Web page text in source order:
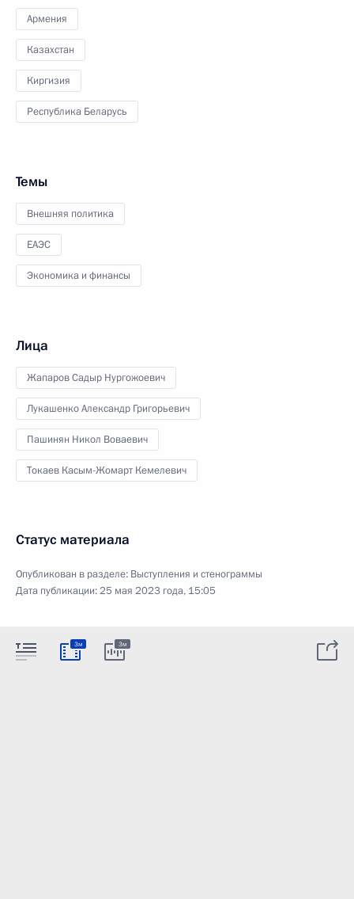
Армения
Казахстан
Киргизия
Республика Беларусь
Темы
Внешняя политика
ЕАЭС
Экономика и финансы
Лица
Жапаров Садыр Нургожоевич
Лукашенко Александр Григорьевич
Пашинян Никол Воваевич
Токаев Касым-Жомарт Кемелевич
Статус материала
Опубликован в разделе: Выступления и стенограммы
Дата публикации:25 мая 2023 года, 15:05
3м 3м